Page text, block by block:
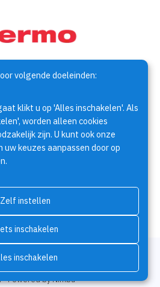
volgende doeleinden:
klikt u op 'Alles inschakelen'. Als
worden alleen cookies
zijn. U kunt ook onze
uw keuzes aanpassen door op
Zelf instellen
inschakelen
inschakelen
op het gebied van de
dan 30 jaar houden wij ons bezig
oplossingen voor assemblage
Techniek
•Powered by Nimbu